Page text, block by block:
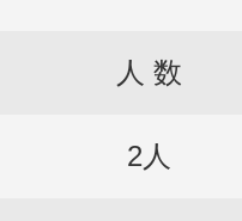
人 数
2人